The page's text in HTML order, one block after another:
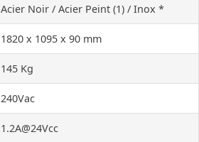
Acier Noir / Acier Peint (1) / Inox *
1820 x 1095 x 90 mm
145 Kg
240Vac
1.2A@24Vcc